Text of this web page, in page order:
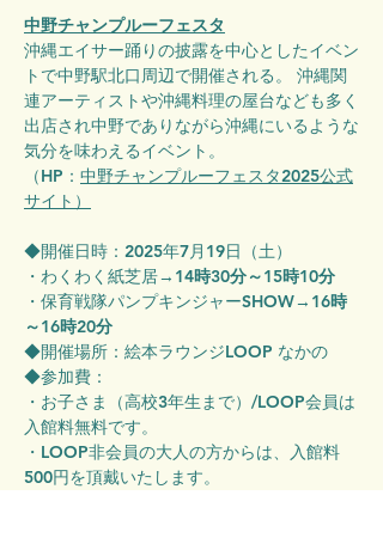
中野チャンプルーフェスタ
沖縄エイサー踊りの披露を中心としたイベン
トで中野駅北口周辺で開催される。 沖縄関
連アーティストや沖縄料理の屋台なども多く
出店され中野でありながら沖縄にいるような
気分を味わえるイベント。
（HP： 中野チャンプルーフェスタ2025公式
サイト ）
◆開催日時：2025年7月19日（土）
・わくわく紙芝居→ 14時30分～15時10分
・保育戦隊パンプキンジャーSHOW→ 16時
～16時20分
◆開催場所：絵本ラウンジLOOP なかの
◆参加費：
・お子さま（高校3年生まで）/LOOP会員は
入館料無料です。
・LOOP非会員の大人の方からは、入館料
500円を頂戴いたします。